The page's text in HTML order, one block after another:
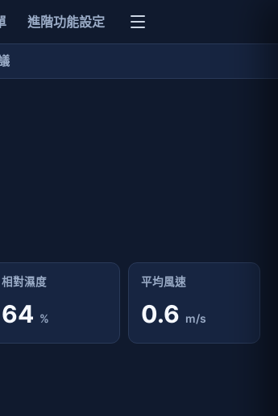
進階功能設定
相對濕度
64 %
平均風速
0.6 m/s